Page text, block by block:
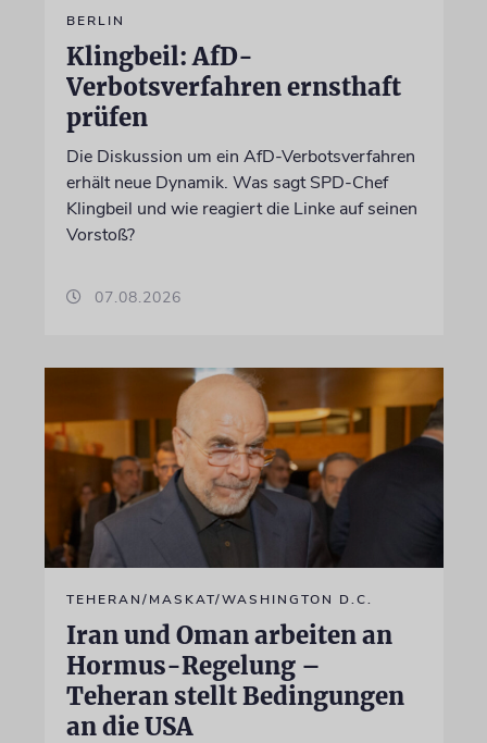
BERLIN
Klingbeil: AfD-
Verbotsverfahren ernsthaft
prüfen
Die Diskussion um ein AfD-Verbotsverfahren
erhält neue Dynamik. Was sagt SPD-Chef
Klingbeil und wie reagiert die Linke auf seinen
Vorstoß?
07.08.2026
TEHERAN/MASKAT/WASHINGTON D.C.
Iran und Oman arbeiten an
Hormus-Regelung –
Teheran stellt Bedingungen
an die USA